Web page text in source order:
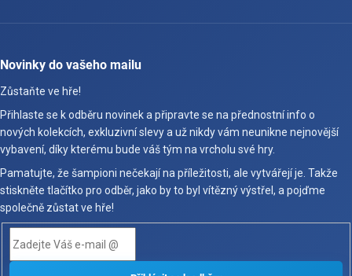
Novinky do vašeho mailu
Zůstaňte ve hře!
Přihlaste se k odběru novinek a připravte se na přednostní info o
nových kolekcích, exkluzivní slevy a už nikdy vám neunikne nejnovější
vybavení, díky kterému bude váš tým na vrcholu své hry.
Pamatujte, že šampioni nečekají na příležitosti, ale vytvářejí je. Takže
stiskněte tlačítko pro odběr, jako by to byl vítězný výstřel, a pojďme
společně zůstat ve hře!